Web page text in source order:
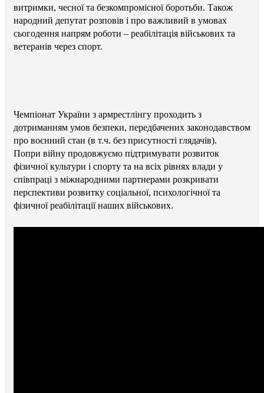
витримки, чесної та безкомпромісної боротьби. Також
народний депутат розповів і про важливий в умовах
сьогодення напрям роботи – реабілітація військових та
ветеранів через спорт.
Чемпіонат України з армрестлінгу проходить з
дотриманням умов безпеки, передбачених законодавством
про воєнний стан (в т.ч. без присутності глядачів).
Попри війну продовжуємо підтримувати розвиток
фізичної культури і спорту та на всіх рівнях влади у
співпраці з міжнародними партнерами розкривати
перспективи розвитку соціальної, психологічної та
фізичної реабілітації наших військових.